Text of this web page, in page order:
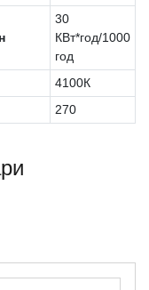
30
КВт*год/1000
год
4100К
270